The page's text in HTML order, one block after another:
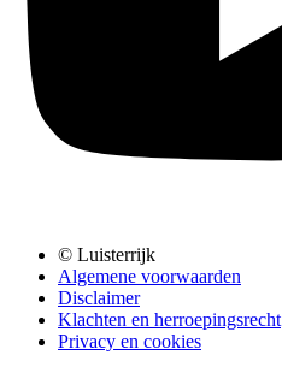
© Luisterrijk
Algemene voorwaarden
Disclaimer
Klachten en herroepingsrecht
Privacy en cookies